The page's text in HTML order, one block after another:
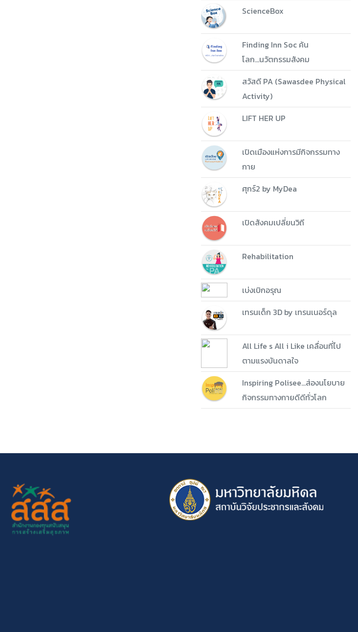
ScienceBox
Finding Inn Soc ค้น
โลก...นวัตกรรมสังคม
สวัสดี PA (Sawasdee Physical
Activity)
LIFT HER UP
เปิดเมืองแห่งการมีกิจกรรมทาง
กาย
ศุกร์2 by MyDea
เปิดสังคมเปลี่ยนวิถี
Rehabilitation
เบ่งเบิกอรุณ
เทรนเด็ก 3D by เทรนเนอร์ดุล
All Life s All i Like เคลื่อนที่ไป
ตามแรงบันดาลใจ
Inspiring Polisee...ส่องนโยบาย
กิจกรรมทางกายดีดีทั่วโลก